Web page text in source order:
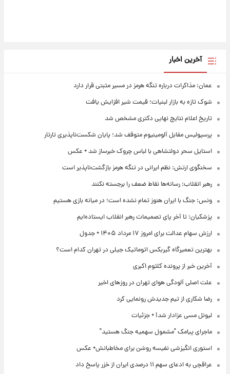
آخرین اخبار
عمان: مذاکرات درباره تنگه هرمز در مسیر مثبتی قرار دارد
شوک تازه به بازار لبنیات؛ قیمت شیر افزایش یافت
تاریخ اعلام نتایج نهایی دکتری مشخص شد
پرسپولیس مقابل آلومینیوم متوقف شد؛ پایان شکست‌ناپذیری تارتار
استایل سحر دولتشاهی با لباس چروک خبرساز شد + عکس
سخنگوی ارتش: نظم ایرانی در تنگه هرمز بازگشت‌ناپذیر است
رهبر انقلاب: رسانه‌ها نقاط ضعف را برجسته نکنند
ونس: جنگ با ایران هنوز تمام نشده است؛ در میانه بازی هستیم
پزشکیان: تا آخر پای تصمیمات رهبر انقلاب ایستاده‌ایم
ارزش سهام عدالت برای امروز ۱۷ مرداد ۱۴۰۵ + جدول
بهترین تعمیرگاه گیربکس اتوماتیک جیلی در تهران کدام است؟
آخرین خبر از پرونده کلثوم اکبری
علت اصلی آلودگی هوای تهران در روزهای اخیر
رضا شکاری از تیم جدیدش رونمایی کرد
لیونل مسی عزادار شد! + جزئیات
ماجرای پیامک "مشمول سهمیه جنگ هستید"
استوری انگیزشی نفیسه روشن برای مخاطبانش+ عکس
عراقچی به ادعای سهم ۱۱ درصدی ایران از خزر پاسخ داد